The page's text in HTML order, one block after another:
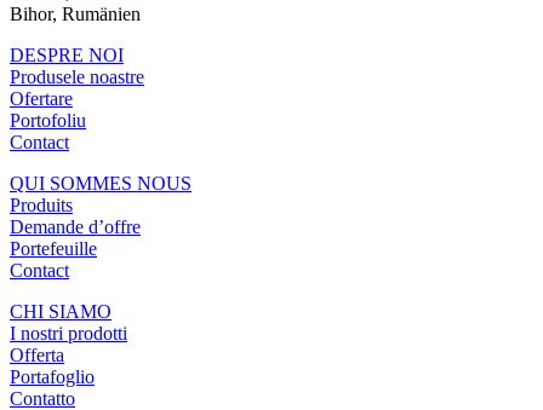
Bihor, Rumänien
DESPRE NOI
Produsele noastre
Ofertare
Portofoliu
Contact
QUI SOMMES NOUS
Produits
Demande d’offre
Portefeuille
Contact
CHI SIAMO
I nostri prodotti
Offerta
Portafoglio
Contatto